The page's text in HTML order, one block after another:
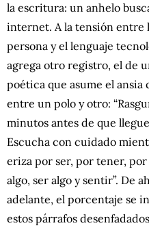
la escritura: un anhelo
internet. A la tensión entre
persona y el lenguaje
agrega otro registro, el de
poética que asume el ansia
entre un polo y otro:
minutos antes de que
Escucha con cuidado
eriza por ser, por tener, por
algo, ser algo y sentir”. De
adelante, el porcentaje se
estos párrafos